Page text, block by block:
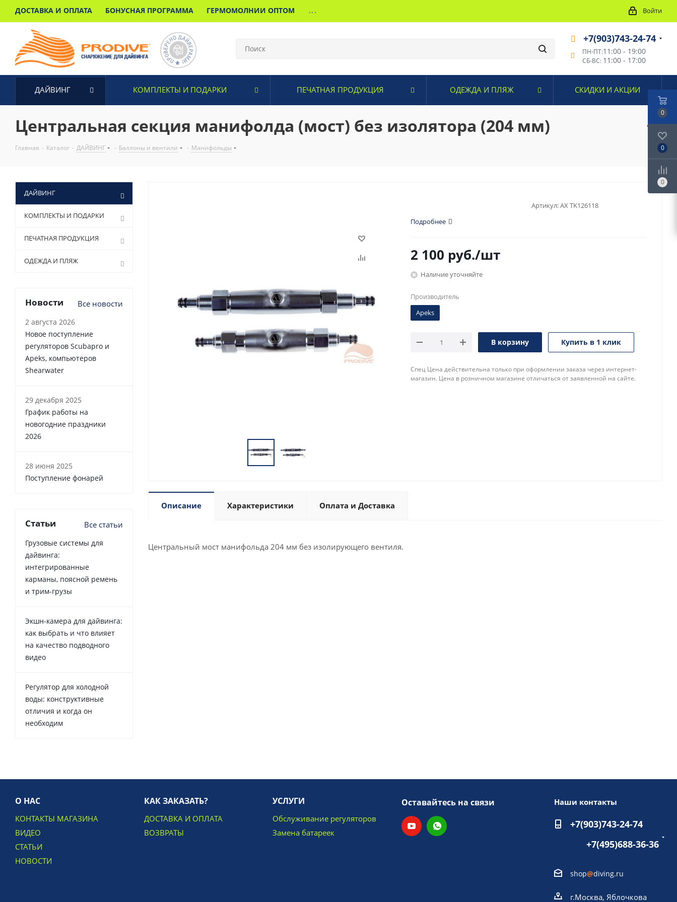
ДОСТАВКА И ОПЛАТА БОНУСНАЯ ПРОГРАММА ГЕРМОМОЛНИИ ОПТОМ ... Войти
+7(903)743-24-74
ПН-ПТ:11:00 - 19:00
СБ-ВС: 11:00 - 17:00
ДАЙВИНГ КОМПЛЕКТЫ И ПОДАРКИ ПЕЧАТНАЯ ПРОДУКЦИЯ ОДЕЖДА И ПЛЯЖ СКИДКИ И АКЦИИ
Центральная секция манифолда (мост) без изолятора (204 мм)
Главная - Каталог - ДАЙВИНГ - Баллоны и вентили - Манифольды
Артикул:AX TK126118
Подробнее
2 100 руб./шт
Наличие уточняйте
Производитель
Apeks
В корзину Купить в 1 клик
Спец Цена действительна только при оформлении заказа через интернет-
магазин. Цена в розничном магазине отличаться от заявленной на сайте.
Описание Характеристики Оплата и Доставка
Центральный мост манифольда 204 мм без изолирующего вентиля.
ДАЙВИНГ
КОМПЛЕКТЫ И ПОДАРКИ
ПЕЧАТНАЯ ПРОДУКЦИЯ
ОДЕЖДА И ПЛЯЖ
Новости Все новости
2 августа 2026
Новое поступление
регуляторов Scubapro и
Apeks, компьютеров
Shearwater
29 декабря 2025
График работы на
новогодние праздники
2026
28 июня 2025
Поступление фонарей
Статьи Все статьи
Грузовые системы для
дайвинга:
интегрированные
карманы, поясной ремень
и трим-грузы
Экшн-камера для дайвинга:
как выбрать и что влияет
на качество подводного
видео
Регулятор для холодной
воды: конструктивные
отличия и когда он
необходим
О НАС
КОНТАКТЫ МАГАЗИНА
ВИДЕО
СТАТЬИ
НОВОСТИ
КАК ЗАКАЗАТЬ?
ДОСТАВКА И ОПЛАТА
ВОЗВРАТЫ
УСЛУГИ
Обслуживание регуляторов
Замена батареек
Оставайтесь на связи Наши контакты
+7(903)743-24-74
+7(495)688-36-36
shop@diving.ru
г.Москва, Яблочкова
0
0
0